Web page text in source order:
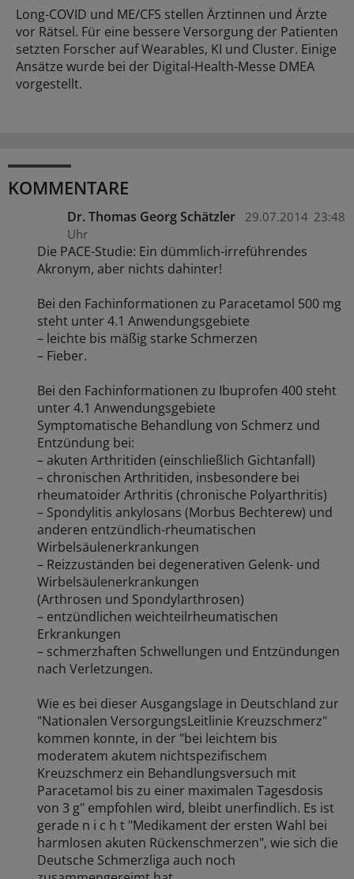
Long-COVID und ME/CFS stellen Ärztinnen und Ärzte
vor Rätsel. Für eine bessere Versorgung der Patienten
setzten Forscher auf Wearables, KI und Cluster. Einige
Ansätze wurde bei der Digital-Health-Messe DMEA
vorgestellt.
KOMMENTARE
Dr. Thomas Georg Schätzler 29.07.2014 23:48
Uhr
Die PACE-Studie: Ein dümmlich-irreführendes
Akronym, aber nichts dahinter!
Bei den Fachinformationen zu Paracetamol 500 mg
steht unter 4.1 Anwendungsgebiete
– leichte bis mäßig starke Schmerzen
– Fieber.
Bei den Fachinformationen zu Ibuprofen 400 steht
unter 4.1 Anwendungsgebiete
Symptomatische Behandlung von Schmerz und
Entzündung bei:
– akuten Arthritiden (einschließlich Gichtanfall)
– chronischen Arthritiden, insbesondere bei
rheumatoider Arthritis (chronische Polyarthritis)
– Spondylitis ankylosans (Morbus Bechterew) und
anderen entzündlich-rheumatischen
Wirbelsäulenerkrankungen
– Reizzuständen bei degenerativen Gelenk- und
Wirbelsäulenerkrankungen
(Arthrosen und Spondylarthrosen)
– entzündlichen weichteilrheumatischen
Erkrankungen
– schmerzhaften Schwellungen und Entzündungen
nach Verletzungen.
Wie es bei dieser Ausgangslage in Deutschland zur
"Nationalen VersorgungsLeitlinie Kreuzschmerz"
kommen konnte, in der "bei leichtem bis
moderatem akutem nichtspezifischem
Kreuzschmerz ein Behandlungsversuch mit
Paracetamol bis zu einer maximalen Tagesdosis
von 3 g" empfohlen wird, bleibt unerfindlich. Es ist
gerade n i c h t "Medikament der ersten Wahl bei
harmlosen akuten Rückenschmerzen", wie sich die
Deutsche Schmerzliga auch noch